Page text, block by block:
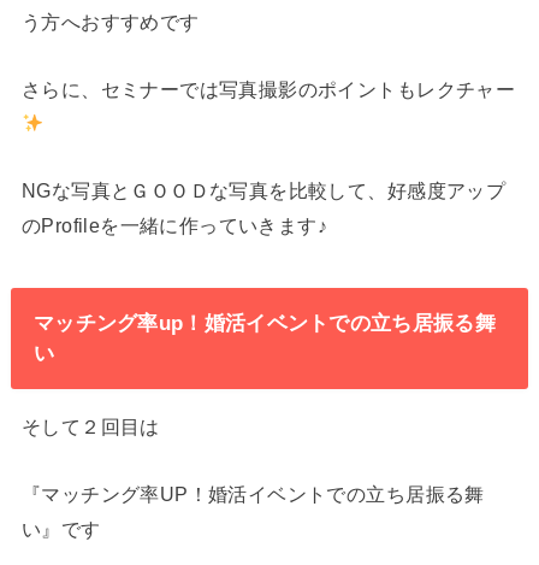
う方へおすすめです
さらに、セミナーでは写真撮影のポイントもレクチャー
NGな写真とＧＯＯＤな写真を比較して、好感度アップ
のProfileを一緒に作っていきます♪
マッチング率up！婚活イベントでの立ち居振る舞
い
そして２回目は
『マッチング率UP！婚活イベントでの立ち居振る舞
い』です